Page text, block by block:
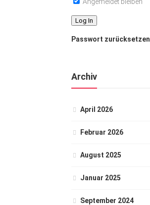
Passwort zurücksetzen
Archiv
April 2026
Februar 2026
August 2025
Januar 2025
September 2024